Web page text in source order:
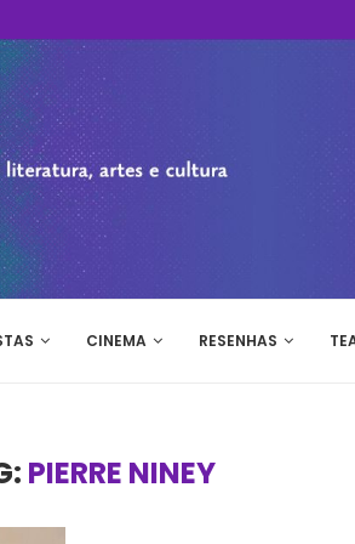
CINEMA RESENHAS
PIERRE NINEY